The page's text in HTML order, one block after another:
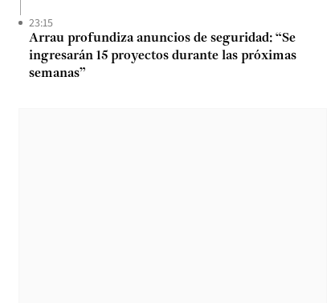
23:15
Arrau profundiza anuncios de seguridad: “Se
ingresarán 15 proyectos durante las próximas
semanas”